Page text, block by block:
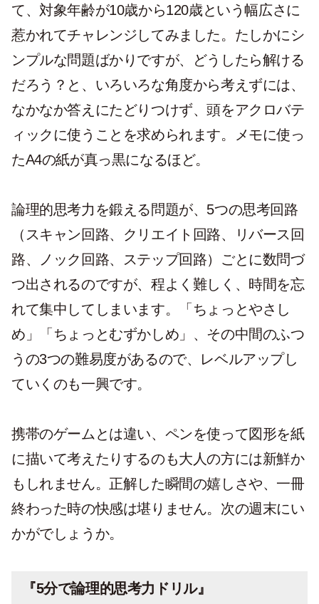
て、対象年齢が10歳から120歳という幅広さに
惹かれてチャレンジしてみました。たしかにシ
ンプルな問題ばかりですが、どうしたら解ける
だろう？と、いろいろな角度から考えずには、
なかなか答えにたどりつけず、頭をアクロバテ
ィックに使うことを求められます。メモに使っ
たA4の紙が真っ黒になるほど。
論理的思考力を鍛える問題が、5つの思考回路
（スキャン回路、クリエイト回路、リバース回
路、ノック回路、ステップ回路）ごとに数問づ
つ出されるのですが、程よく難しく、時間を忘
れて集中してしまいます。「ちょっとやさし
め」「ちょっとむずかしめ」、その中間のふつ
うの3つの難易度があるので、レベルアップし
ていくのも一興です。
携帯のゲームとは違い、ペンを使って図形を紙
に描いて考えたりするのも大人の方には新鮮か
もしれません。正解した瞬間の嬉しさや、一冊
終わった時の快感は堪りません。次の週末にい
かがでしょうか。
『5分で論理的思考力ドリル』